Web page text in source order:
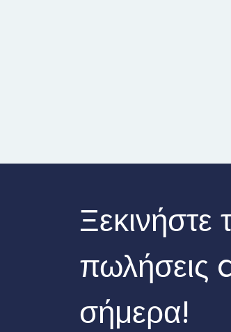
Ξεκινήστε
πωλήσεις
σήμερα!